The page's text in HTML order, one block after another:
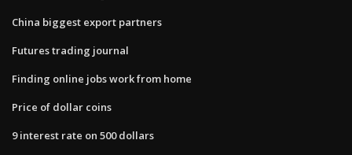
China biggest export partners
Futures trading journal
Finding online jobs work from home
Price of dollar coins
9 interest rate on 500 dollars